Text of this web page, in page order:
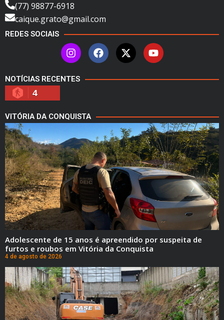
(77) 98877-6918
caique.grato@gmail.com
REDES SOCIAIS
NOTÍCIAS RECENTES
4
VITÓRIA DA CONQUISTA
Adolescente de 15 anos é apreendido por suspeita de
furtos e roubos em Vitória da Conquista
4 de agosto de 2026